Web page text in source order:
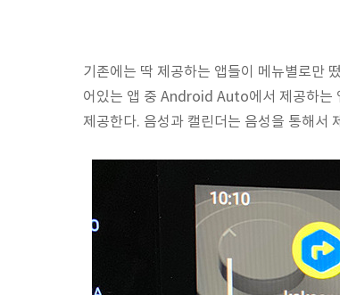
기존에는 딱 제공하는 앱들이 메뉴별로만
어있는 앱 중 Android Auto에서 제공하는
제공한다. 음성과 캘린더는 음성을 통해서